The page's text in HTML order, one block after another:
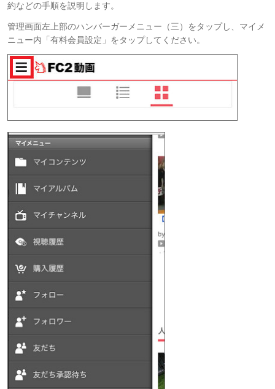
約などの手順を説明します。
管理画面左上部のハンバーガーメニュー（三）をタップし、マイメ
ニュー内「有料会員設定」をタップしてください。